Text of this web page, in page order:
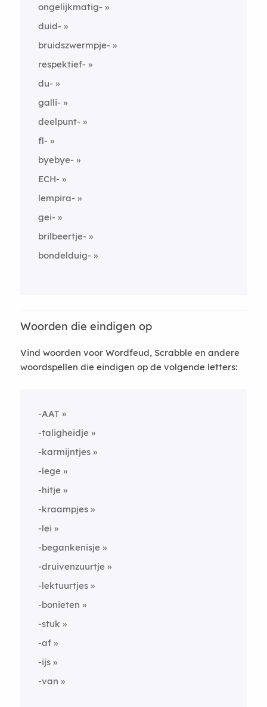
ongelijkmatig-
duid-
bruidszwermpje-
respektief-
du-
galli-
deelpunt-
fl-
byebye-
ECH-
lempira-
gei-
brilbeertje-
bondelduig-
Woorden die eindigen op
Vind woorden voor Wordfeud, Scrabble en andere
woordspellen die eindigen op de volgende letters:
-AAT
-taligheidje
-karmijntjes
-lege
-hitje
-kraampjes
-lei
-begankenisje
-druivenzuurtje
-lektuurtjes
-bonieten
-stuk
-af
-ijs
-van